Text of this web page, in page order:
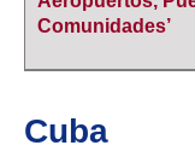
Comunidades’
Cuba